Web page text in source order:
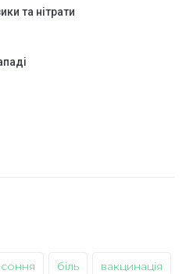
та нітрати
біль вакцинація